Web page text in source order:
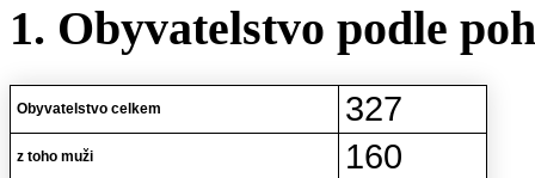
1. Obyvatelstvo podle
Obyvatelstvo celkem 327
z toho muži 160